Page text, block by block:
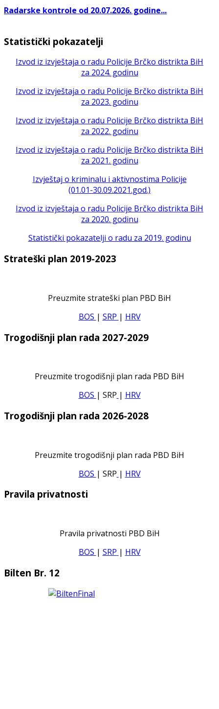
Radarske kontrole od 20.07.2026. godine...
Statistički pokazatelji
Izvod iz izvještaja o radu Policije Brčko distrikta BiH
za 2024. godinu
Izvod iz izvještaja o radu Policije Brčko distrikta BiH
za 2023. godinu
Izvod iz izvještaja o radu Policije Brčko distrikta BiH
za 2022. godinu
Izvod iz izvještaja o radu Policije Brčko distrikta BiH
za 2021. godinu
Izvještaj o kriminalu i aktivnostima Policije
(01.01-30.09.2021.god.)
Izvod iz izvještaja o radu Policije Brčko distrikta BiH
za 2020. godinu
Statistički pokazatelji o radu za 2019. godinu
Strateški plan 2019-2023
Preuzmite strateški plan PBD BiH
BOS | SRP | HRV
Trogodišnji plan rada 2027-2029
Preuzmite trogodišnji plan rada PBD BiH
BOS | SRP | HRV
Trogodišnji plan rada 2026-2028
Preuzmite trogodišnji plan rada PBD BiH
BOS | SRP | HRV
Pravila privatnosti
Pravila privatnosti PBD BiH
BOS | SRP | HRV
Bilten Br. 12